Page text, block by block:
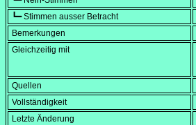
┗━ Stimmen ausser Betracht
Bemerkungen
Gleichzeitig mit
Quellen
Vollständigkeit
Letzte Änderung